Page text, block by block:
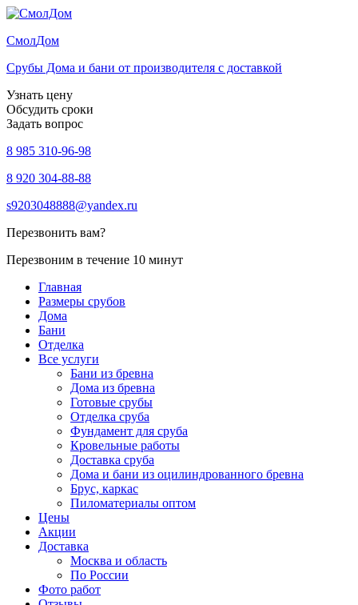
СмолДом
Срубы Дома и бани от производителя с доставкой
Узнать цену
Обсудить сроки
Задать вопрос
8 985 310-96-98
8 920 304-88-88
s9203048888@yandex.ru
Перезвонить вам?
Перезвоним в течение 10 минут
Главная
Размеры срубов
Дома
Бани
Отделка
Все услуги
Бани из бревна
Дома из бревна
Готовые срубы
Отделка сруба
Фундамент для сруба
Кровельные работы
Доставка сруба
Дома и бани из оцилиндрованного бревна
Брус, каркас
Пиломатериалы оптом
Цены
Акции
Доставка
Москва и область
По России
Фото работ